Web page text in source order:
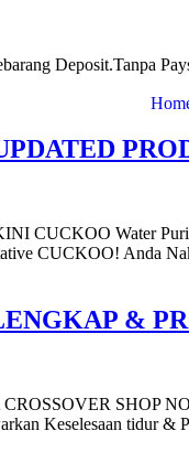
Deposit.Tanpa
CUCKOO Water
CUCKOO!
&
SHOP
Keselesaan tidur